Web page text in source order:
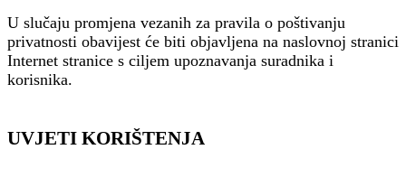
U slučaju promjena vezanih za pravila o poštivanju
privatnosti obavijest će biti objavljena na naslovnoj stranici
Internet stranice s ciljem upoznavanja suradnika i
korisnika.
UVJETI KORIŠTENJA